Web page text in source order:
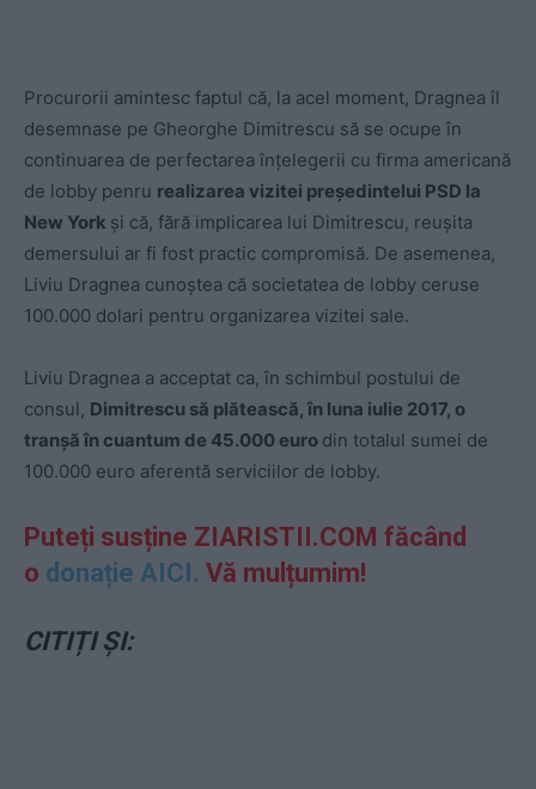
Procurorii amintesc faptul că, la acel moment, Dragnea îl
desemnase pe Gheorghe Dimitrescu să se ocupe în
continuarea de perfectarea înțelegerii cu firma americană
de lobby penru realizarea vizitei președintelui PSD la
New York și că, fără implicarea lui Dimitrescu, reușita
demersului ar fi fost practic compromisă. De asemenea,
Liviu Dragnea cunoștea că societatea de lobby ceruse
100.000 dolari pentru organizarea vizitei sale.
Liviu Dragnea a acceptat ca, în schimbul postului de
consul, Dimitrescu să plătească, în luna iulie 2017, o
tranșă în cuantum de 45.000 euro din totalul sumei de
100.000 euro aferentă serviciilor de lobby.
Puteți susține ZIARISTII.COM făcând
o donație AICI. Vă mulțumim!
CITIȚI ȘI: